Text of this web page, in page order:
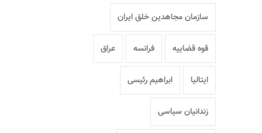
سازمان مجاهدین خلق ایران
قوه قضاییه فرانسه عراق
ایتالیا ابراهیم رئیسی
زندانیان سیاسی